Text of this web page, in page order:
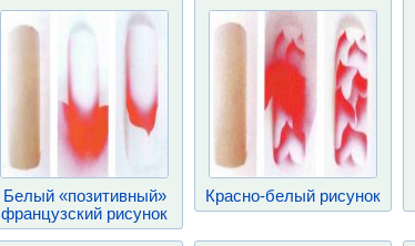
Белый «позитивный»
французский рисунок
Красно-белый рисунок